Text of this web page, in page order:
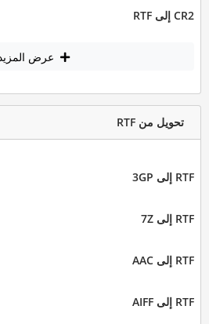
CR2 إلى RTF
عرض المزيد
تحويل من RTF
RTF إلى 3GP
RTF إلى 7Z
RTF إلى AAC
RTF إلى AIFF